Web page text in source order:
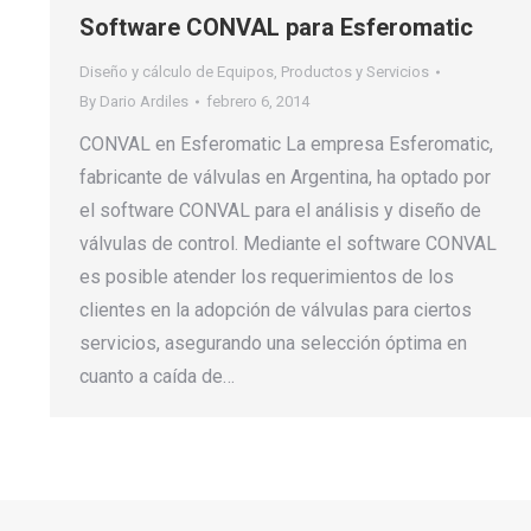
Software CONVAL para Esferomatic
Diseño y cálculo de Equipos, Productos y Servicios
By Dario Ardiles febrero 6, 2014
CONVAL en Esferomatic La empresa Esferomatic,
fabricante de válvulas en Argentina, ha optado por
el software CONVAL para el análisis y diseño de
válvulas de control. Mediante el software CONVAL
es posible atender los requerimientos de los
clientes en la adopción de válvulas para ciertos
servicios, asegurando una selección óptima en
cuanto a caída de…